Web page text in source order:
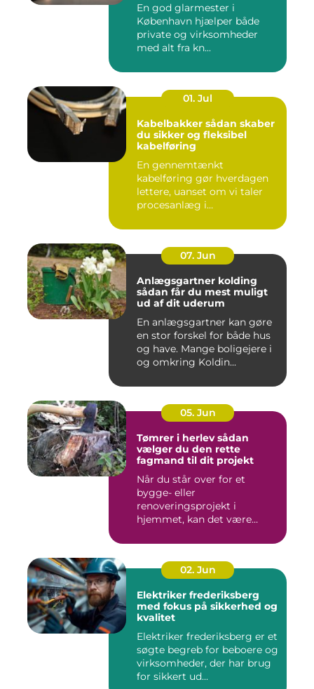
En god glarmester i
København hjælper både
private og virksomheder
med alt fra kn...
01. Jul
Kabelbakker sådan skaber
du sikker og fleksibel
kabelføring
En gennemtænkt
kabelføring gør hverdagen
lettere, uanset om vi taler
procesanlæg i
07. Jun
Anlægsgartner kolding
sådan får du mest muligt
ud af dit uderum
En anlægsgartner kan gøre
en stor forskel for både hus
og have. Mange boligejere i
og omkring Koldin...
05. Jun
Tømrer i herlev sådan
vælger du den rette
fagmand til dit projekt
Når du står over for et
bygge- eller
renoveringsprojekt i
hjemmet, kan det være
02. Jun
Elektriker frederiksberg
med fokus på sikkerhed og
kvalitet
Elektriker frederiksberg er et
søgte begreb for beboere og
virksomheder, der har brug
for sikkert ud...